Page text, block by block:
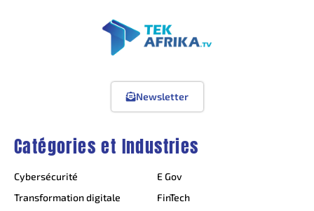
Catégories et Industries
Cybersécurité
Transformation digitale
E Gov
FinTech
Newsletter